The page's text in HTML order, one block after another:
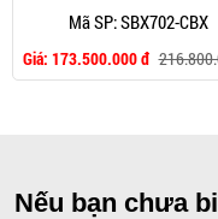
Mã SP: SBX702-CBX
Giá: 173.500.000 đ
Nếu bạn chưa